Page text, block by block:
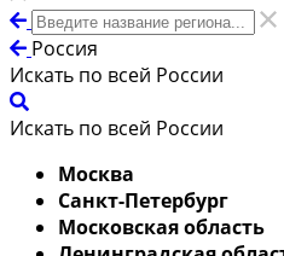
Россия
Искать по всей России
Искать по всей России
Москва
Санкт-Петербург
Московская область